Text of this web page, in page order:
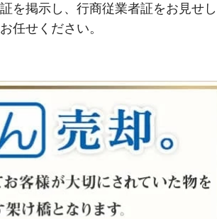
を掲示し、行商従業者証をお見せし
任せください。